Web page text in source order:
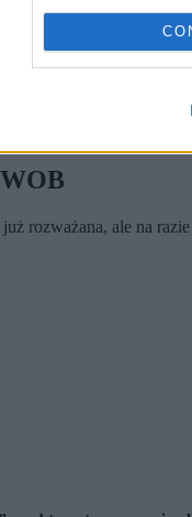
nad
budynków
w setkach tysięcy
z gruntem. Jednak
w normalnym
rozważana, ale na